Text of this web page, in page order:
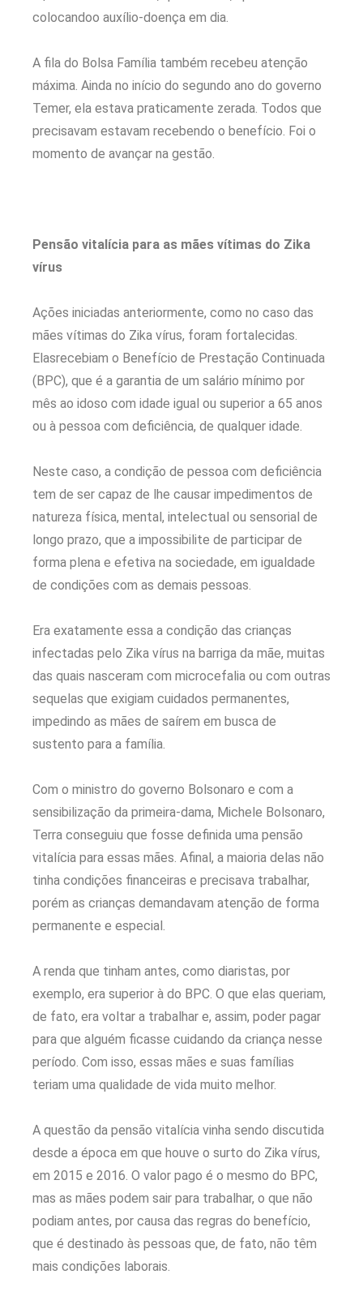
colocandoo auxílio-doença em dia.
A fila do Bolsa Família também recebeu atenção
máxima. Ainda no início do segundo ano do governo
Temer, ela estava praticamente zerada. Todos que
precisavam estavam recebendo o benefício. Foi o
momento de avançar na gestão.
Pensão vitalícia para as mães vítimas do Zika
vírus
Ações iniciadas anteriormente, como no caso das
mães vítimas do Zika vírus, foram fortalecidas.
Elasrecebiam o Benefício de Prestação Continuada
(BPC), que é a garantia de um salário mínimo por
mês ao idoso com idade igual ou superior a 65 anos
ou à pessoa com deficiência, de qualquer idade.
Neste caso, a condição de pessoa com deficiência
tem de ser capaz de lhe causar impedimentos de
natureza física, mental, intelectual ou sensorial de
longo prazo, que a impossibilite de participar de
forma plena e efetiva na sociedade, em igualdade
de condições com as demais pessoas.
Era exatamente essa a condição das crianças
infectadas pelo Zika vírus na barriga da mãe, muitas
das quais nasceram com microcefalia ou com outras
sequelas que exigiam cuidados permanentes,
impedindo as mães de saírem em busca de
sustento para a família.
Com o ministro do governo Bolsonaro e com a
sensibilização da primeira-dama, Michele Bolsonaro,
Terra conseguiu que fosse definida uma pensão
vitalícia para essas mães. Afinal, a maioria delas não
tinha condições financeiras e precisava trabalhar,
porém as crianças demandavam atenção de forma
permanente e especial.
A renda que tinham antes, como diaristas, por
exemplo, era superior à do BPC. O que elas queriam,
de fato, era voltar a trabalhar e, assim, poder pagar
para que alguém ficasse cuidando da criança nesse
período. Com isso, essas mães e suas famílias
teriam uma qualidade de vida muito melhor.
A questão da pensão vitalícia vinha sendo discutida
desde a época em que houve o surto do Zika vírus,
em 2015 e 2016. O valor pago é o mesmo do BPC,
mas as mães podem sair para trabalhar, o que não
podiam antes, por causa das regras do benefício,
que é destinado às pessoas que, de fato, não têm
mais condições laborais.